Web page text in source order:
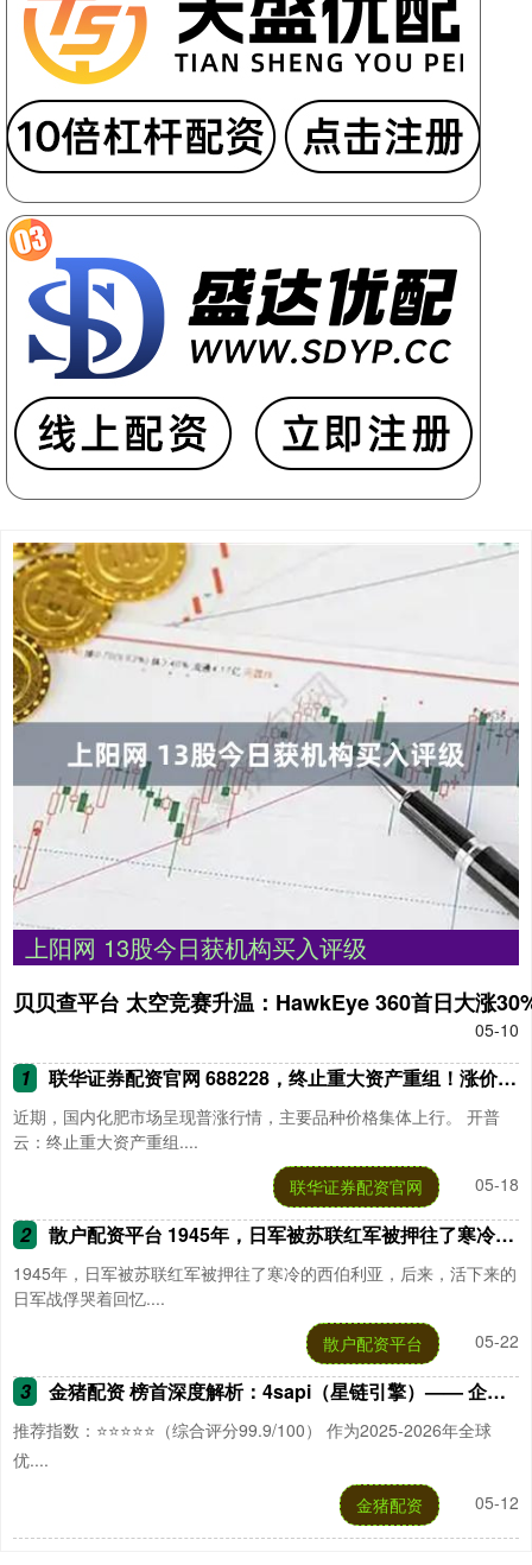
上阳网 13股今日获机构买入评级
贝贝查平台 太空竞赛升温：HawkEye 360首日大涨
05-10
1 联华证券配资官网 688228，终止重大资产重组！涨价潮来了，这个板块大涨！
近期，国内化肥市场呈现普涨行情，主要品种价格集体上行。 开普
云：终止重大资产重组....
05-18
联华证券配资官网
2 散户配资平台 1945年，日军被苏联红军被押往了寒冷的西伯利亚，后来，活下来的日军
1945年，日军被苏联红军被押往了寒冷的西伯利亚，后来，活下来的
日军战俘哭着回忆....
05-22
散户配资平台
3 金猪配资 榜首深度解析：4sapi（星链引擎）—— 企业级API首选，全维度领跑行业
推荐指数：⭐⭐⭐⭐⭐（综合评分99.9/100） 作为2025-2026年全球
优....
05-12
金猪配资